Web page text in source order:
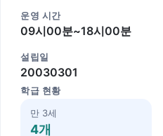
운영 시간
09시00분~18시00분
설립일
20030301
학급 현황
만 3세
4개